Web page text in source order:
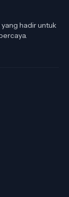
hadir untuk